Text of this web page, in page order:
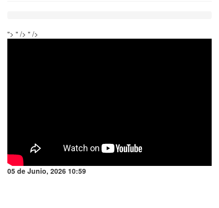
"> " /> " />
05 de Junio, 2026 10:59